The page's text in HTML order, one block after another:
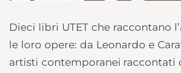
Dieci libri UTET che raccontano
le loro opere: da Leonardo e
artisti contemporanei raccontati